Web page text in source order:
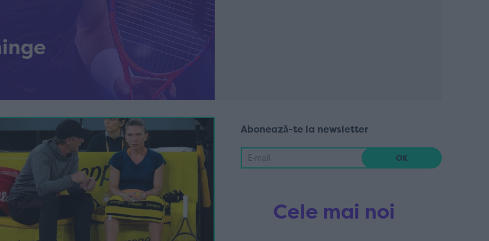
Abonează-te la newsletter
Cele mai noi